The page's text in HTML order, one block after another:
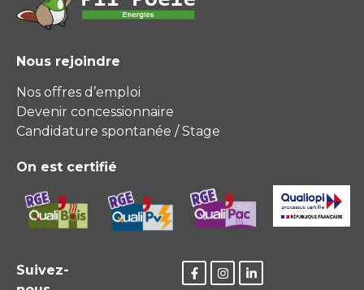
Nous rejoindre
Nos offres d’emploi
Devenir concessionnaire
Candidature spontanée / Stage
On est certifié
Suivez-